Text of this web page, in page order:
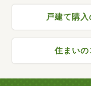
戸建て購
住まいの